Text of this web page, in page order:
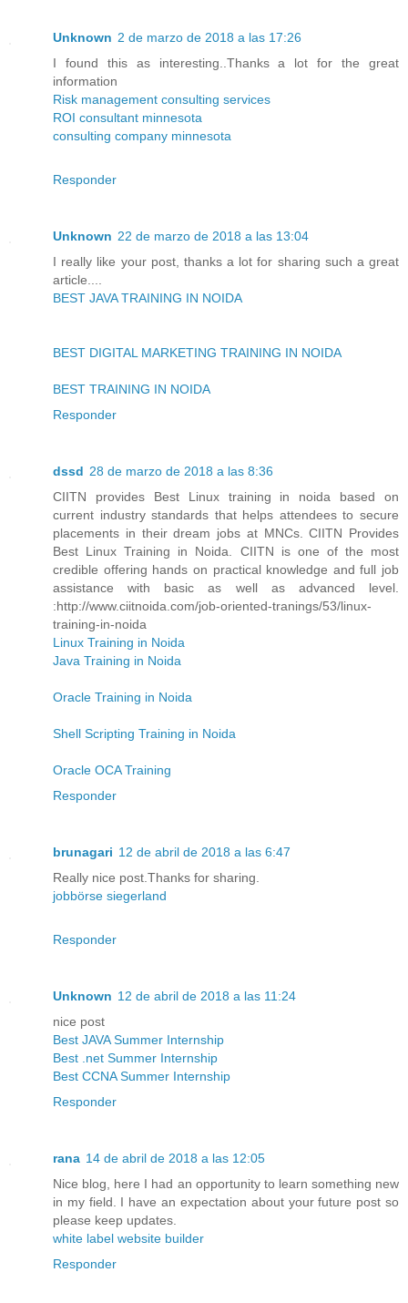
Unknown 2 de marzo de 2018 a las 17:26
I found this as interesting..Thanks a lot for the great
information
Risk management consulting services
ROI consultant minnesota
consulting company minnesota
Responder
Unknown 22 de marzo de 2018 a las 13:04
I really like your post, thanks a lot for sharing such a great
article....
BEST JAVA TRAINING IN NOIDA
BEST DIGITAL MARKETING TRAINING IN NOIDA
BEST TRAINING IN NOIDA
Responder
dssd 28 de marzo de 2018 a las 8:36
CIITN provides Best Linux training in noida based on
current industry standards that helps attendees to secure
placements in their dream jobs at MNCs. CIITN Provides
Best Linux Training in Noida. CIITN is one of the most
credible offering hands on practical knowledge and full job
assistance with basic as well as advanced level.
:http://www.ciitnoida.com/job-oriented-tranings/53/linux-
training-in-noida
Linux Training in Noida
Java Training in Noida
Oracle Training in Noida
Shell Scripting Training in Noida
Oracle OCA Training
Responder
brunagari 12 de abril de 2018 a las 6:47
Really nice post.Thanks for sharing.
jobbörse siegerland
Responder
Unknown 12 de abril de 2018 a las 11:24
nice post
Best JAVA Summer Internship
Best .net Summer Internship
Best CCNA Summer Internship
Responder
rana 14 de abril de 2018 a las 12:05
Nice blog, here I had an opportunity to learn something new
in my field. I have an expectation about your future post so
please keep updates.
white label website builder
Responder